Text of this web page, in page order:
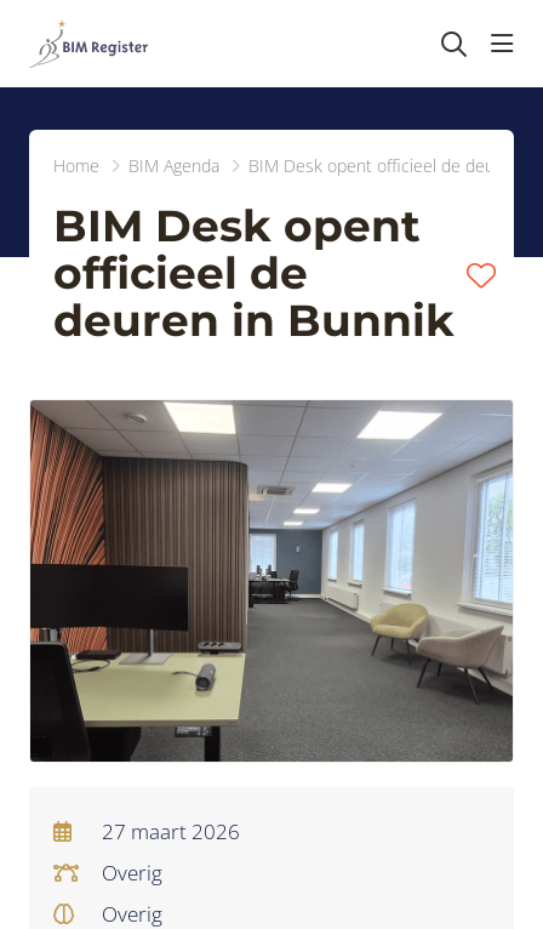
Home BIM Agenda BIM Desk opent officieel de deuren in
BIM Desk opent
officieel de
deuren in Bunnik
27 maart 2026
Overig
Overig